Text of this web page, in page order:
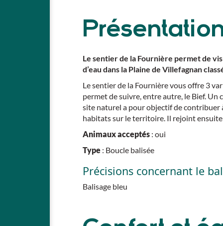
Le sentier de la Fournière permet de
d’eau dans la Plaine de Villefagnan
Le sentier de la Fournière vous offre 3
permet de suivre, entre autre, le Bief. Un
site naturel a pour objectif de contribuer
habitats sur le territoire. Il rejoint ensuite
Animaux acceptés: oui
Type: Boucle balisée
Précisions concernant le
Balisage bleu